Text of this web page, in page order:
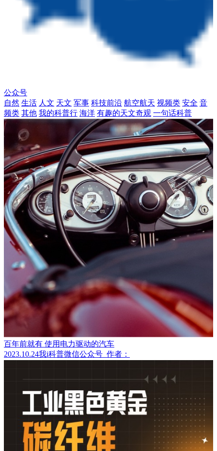
公众号
自然 生活 人文 天文 军事 科技前沿 航空航天 视频类 安全 音
频类 其他 我的科普行 海洋 有趣的天文奇观 一句话科普
百年前就有 使用电力驱动的汽车
2023.10.24我i科普微信公众号 作者：